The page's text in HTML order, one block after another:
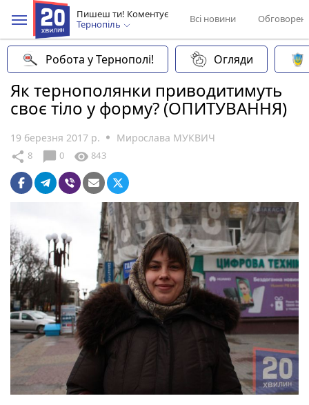
Пишеш ти! Коментує
Тернопіль
Всі новини
Робота у Тернополі! Огляди
Як тернополянки приводитимуть
своє тіло у форму? (ОПИТУВАННЯ)
19 березня 2017 р. Мирослава МУКВИЧ
share 8 chat_bubble 0 visibility 843